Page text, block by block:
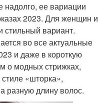
ее вариации
2023. Для женщин и
вариант.
во все актуальные
и даже в короткую
о модных стрижках,
«шторка»,
разную длину волос.